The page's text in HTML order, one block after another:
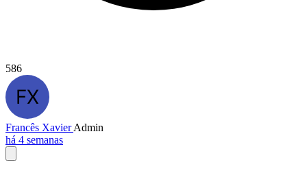
586
Francês XavierAdmin
há 4 semanas